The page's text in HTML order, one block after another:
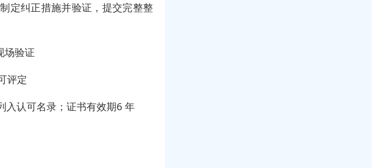
定纠正措施并验证，提交完整整
场验证
评定
入认可名录；证书有效期6 年